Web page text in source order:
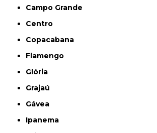
Campo Grande
Centro
Copacabana
Flamengo
Glória
Grajaú
Gávea
Ipanema